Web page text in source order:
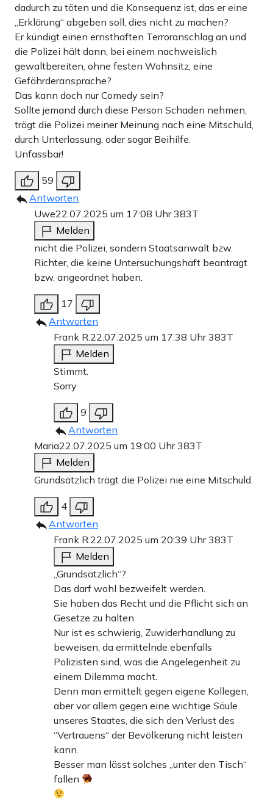
dadurch zu töten und die Konsequenz ist, das er eine
„Erklärung“ abgeben soll, dies nicht zu machen?
Er kündigt einen ernsthaften Terroranschlag an und
die Polizei hält dann, bei einem nachweislich
gewaltbereiten, ohne festen Wohnsitz, eine
Gefährderansprache?
Das kann doch nur Comedy sein?
Sollte jemand durch diese Person Schaden nehmen,
trägt die Polizei meiner Meinung nach eine Mitschuld,
durch Unterlassung, oder sogar Beihilfe.
Unfassbar!
59
Antworten
Uwe22.07.2025 um 17:08 Uhr383T
Melden
nicht die Polizei, sondern Staatsanwalt bzw.
Richter, die keine Untersuchungshaft beantragt
bzw. angeordnet haben.
17
Antworten
Frank R. 22.07.2025 um 17:38 Uhr383T
Melden
Stimmt.
Sorry
9
Antworten
Maria22.07.2025 um 19:00 Uhr383T
Melden
Grundsätzlich trägt die Polizei nie eine Mitschuld.
4
Antworten
Frank R. 22.07.2025 um 20:39 Uhr383T
Melden
„Grundsätzlich“?
Das darf wohl bezweifelt werden.
Sie haben das Recht und die Pflicht sich an
Gesetze zu halten.
Nur ist es schwierig, Zuwiderhandlung zu
beweisen, da ermittelnde ebenfalls
Polizisten sind, was die Angelegenheit zu
einem Dilemma macht.
Denn man ermittelt gegen eigene Kollegen,
aber vor allem gegen eine wichtige Säule
unseres Staates, die sich den Verlust des
“Vertrauens“ der Bevölkerung nicht leisten
kann.
Besser man lässt solches „unter den Tisch“
fallen